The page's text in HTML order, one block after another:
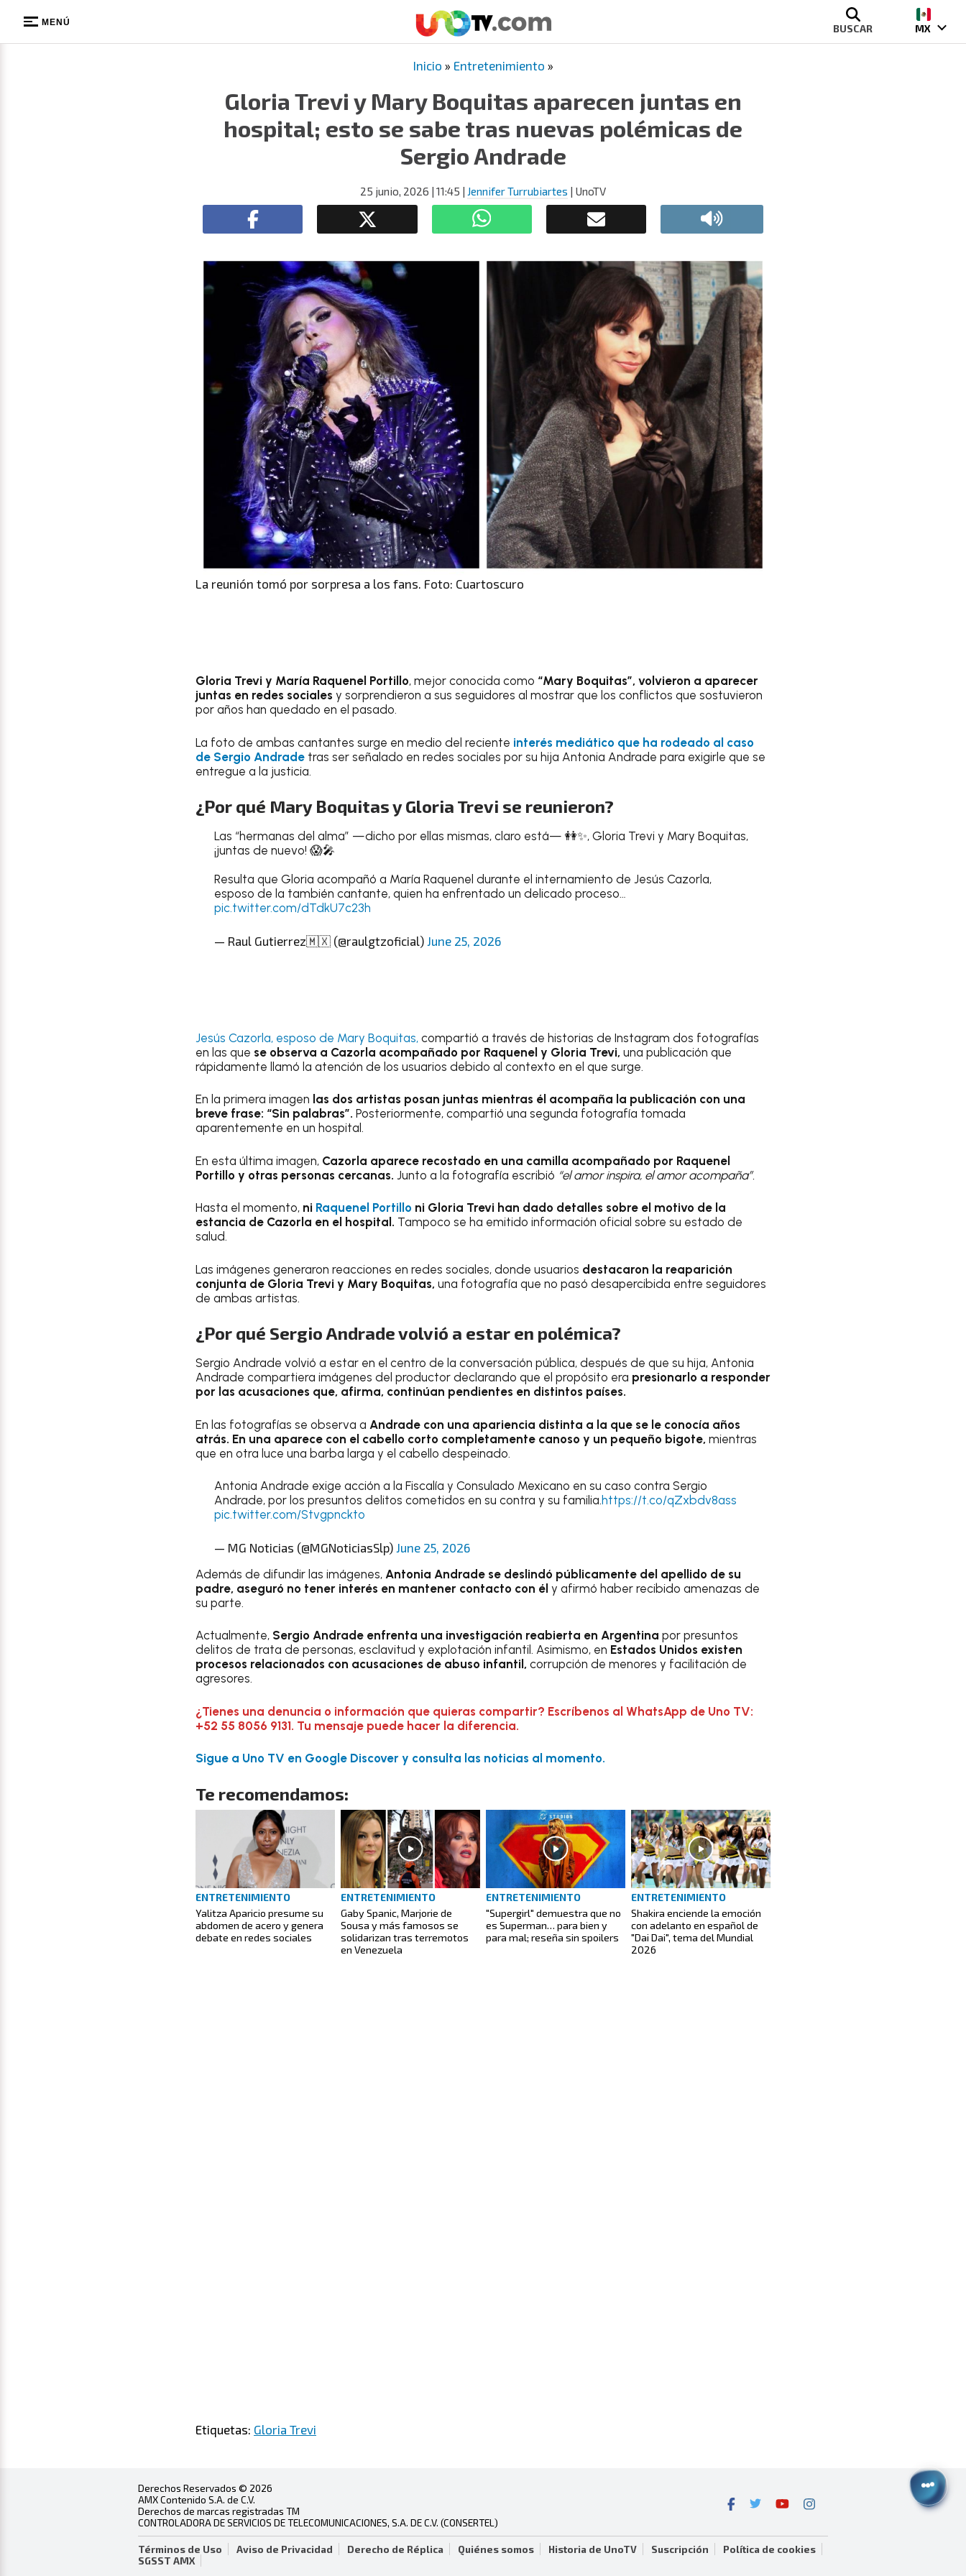
MENÚ BUSCAR MX
Inicio » Entretenimiento »
Gloria Trevi y Mary Boquitas aparecen juntas en
hospital; esto se sabe tras nuevas polémicas de
Sergio Andrade
25 junio, 2026 | 11:45 | Jennifer Turrubiartes | UnoTV
La reunión tomó por sorpresa a los fans. Foto: Cuartoscuro
Gloria Trevi y María Raquenel Portillo, mejor conocida como “Mary Boquitas”, volvieron a aparecer
juntas en redes sociales y sorprendieron a sus seguidores al mostrar que los conflictos que sostuvieron
por años han quedado en el pasado.
La foto de ambas cantantes surge en medio del reciente interés mediático que ha rodeado al caso
de Sergio Andrade tras ser señalado en redes sociales por su hija Antonia Andrade para exigirle que se
entregue a la justicia.
¿Por qué Mary Boquitas y Gloria Trevi se reunieron?
Las “hermanas del alma” —dicho por ellas mismas, claro está— 👭✨, Gloria Trevi y Mary Boquitas,
¡juntas de nuevo! 😱🎤
Resulta que Gloria acompañó a María Raquenel durante el internamiento de Jesús Cazorla,
esposo de la también cantante, quien ha enfrentado un delicado proceso…
pic.twitter.com/dTdkU7c23h
— Raul Gutierrez🇲🇽 (@raulgtzoficial) June 25, 2026
Jesús Cazorla, esposo de Mary Boquitas, compartió a través de historias de Instagram dos fotografías
en las que se observa a Cazorla acompañado por Raquenel y Gloria Trevi, una publicación que
rápidamente llamó la atención de los usuarios debido al contexto en el que surge.
En la primera imagen las dos artistas posan juntas mientras él acompaña la publicación con una
breve frase: “Sin palabras”. Posteriormente, compartió una segunda fotografía tomada
aparentemente en un hospital.
En esta última imagen, Cazorla aparece recostado en una camilla acompañado por Raquenel
Portillo y otras personas cercanas. Junto a la fotografía escribió “el amor inspira, el amor acompaña”.
Hasta el momento, ni Raquenel Portillo ni Gloria Trevi han dado detalles sobre el motivo de la
estancia de Cazorla en el hospital. Tampoco se ha emitido información oficial sobre su estado de
salud.
Las imágenes generaron reacciones en redes sociales, donde usuarios destacaron la reaparición
conjunta de Gloria Trevi y Mary Boquitas, una fotografía que no pasó desapercibida entre seguidores
de ambas artistas.
¿Por qué Sergio Andrade volvió a estar en polémica?
Sergio Andrade volvió a estar en el centro de la conversación pública, después de que su hija, Antonia
Andrade compartiera imágenes del productor declarando que el propósito era presionarlo a responder
por las acusaciones que, afirma, continúan pendientes en distintos países.
En las fotografías se observa a Andrade con una apariencia distinta a la que se le conocía años
atrás. En una aparece con el cabello corto completamente canoso y un pequeño bigote, mientras
que en otra luce una barba larga y el cabello despeinado.
Antonia Andrade exige acción a la Fiscalía y Consulado Mexicano en su caso contra Sergio
Andrade, por los presuntos delitos cometidos en su contra y su familia.https://t.co/qZxbdv8ass
pic.twitter.com/Stvgpnckto
— MG Noticias (@MGNoticiasSlp) June 25, 2026
Además de difundir las imágenes, Antonia Andrade se deslindó públicamente del apellido de su
padre, aseguró no tener interés en mantener contacto con él y afirmó haber recibido amenazas de
su parte.
Actualmente, Sergio Andrade enfrenta una investigación reabierta en Argentina por presuntos
delitos de trata de personas, esclavitud y explotación infantil. Asimismo, en Estados Unidos existen
procesos relacionados con acusaciones de abuso infantil, corrupción de menores y facilitación de
agresores.
¿Tienes una denuncia o información que quieras compartir? Escríbenos al WhatsApp de Uno TV:
+52 55 8056 9131. Tu mensaje puede hacer la diferencia.
Sigue a Uno TV en Google Discover y consulta las noticias al momento.
Te recomendamos:
ENTRETENIMIENTO
Yalitza Aparicio presume su
abdomen de acero y genera
debate en redes sociales
ENTRETENIMIENTO
Gaby Spanic, Marjorie de
Sousa y más famosos se
solidarizan tras terremotos
en Venezuela
ENTRETENIMIENTO
"Supergirl" demuestra que no
es Superman… para bien y
para mal; reseña sin spoilers
ENTRETENIMIENTO
Shakira enciende la emoción
con adelanto en español de
"Dai Dai", tema del Mundial
2026
Etiquetas: Gloria Trevi
Derechos Reservados © 2026
AMX Contenido S.A. de C.V.
Derechos de marcas registradas TM
CONTROLADORA DE SERVICIOS DE TELECOMUNICACIONES, S.A. DE C.V. (CONSERTEL)
Términos de Uso Aviso de Privacidad Derecho de Réplica Quiénes somos Historia de UnoTV Suscripción
Política de cookies
SGSST AMX